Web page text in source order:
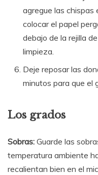
agregue las chispas
colocar el papel
debajo de la rejilla
limpieza.
Deje reposar las
minutos para que el
Los grados
Sobras: Guarde las
temperatura ambiente
recalientan bien en el